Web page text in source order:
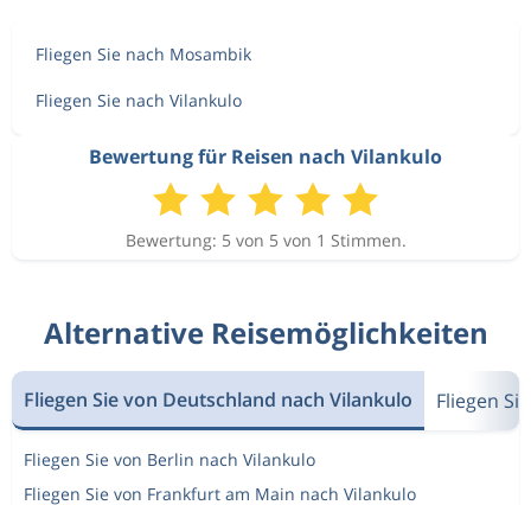
Fliegen Sie nach Mosambik
Fliegen Sie nach Vilankulo
Bewertung für Reisen nach Vilankulo
Bewertung: 5 von 5 von 1 Stimmen.
Alternative Reisemöglichkeiten
Fliegen Sie von Deutschland nach Vilankulo Fliegen
Fliegen Sie von Berlin nach Vilankulo
Fliegen Sie von Frankfurt am Main nach Vilankulo